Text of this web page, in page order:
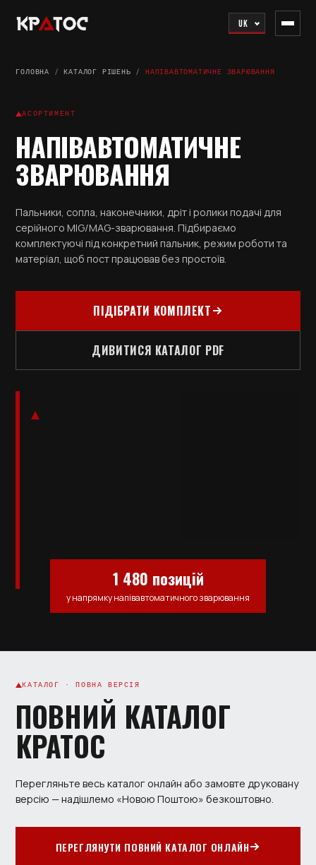
UK
ГОЛОВНА /КАТАЛОГ РІШЕНЬ /НАПІВАВТОМАТИЧНЕ ЗВАРЮВАННЯ
АСОРТИМЕНТ
НАПІВАВТОМАТИЧНЕ
ЗВАРЮВАННЯ
Пальники, сопла, наконечники, дріт і ролики подачі для
серійного MIG/MAG-зварювання. Підбираємо
комплектуючі під конкретний пальник, режим роботи та
матеріал, щоб пост працював без простоїв.
ПІДІБРАТИ КОМПЛЕКТ
ДИВИТИСЯ КАТАЛОГ PDF
1 480 позицій
у напрямку напівавтоматичного зварювання
КАТАЛОГ · ПОВНА ВЕРСІЯ
ПОВНИЙ КАТАЛОГ
КРАТОС
Перегляньте весь каталог онлайн або замовте друковану
версію — надішлемо «Новою Поштою» безкоштовно.
ПЕРЕГЛЯНУТИ ПОВНИЙ КАТАЛОГ ОНЛАЙН